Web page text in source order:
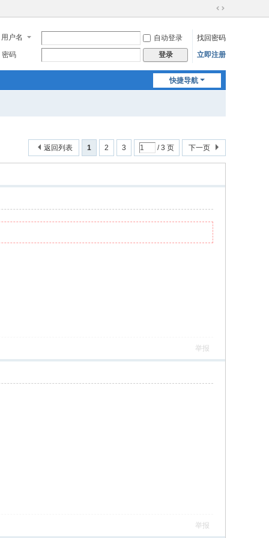
切
到
宽
用户名 自动登录
找回密码
密码
登录 立即注册
快捷导航
1 2 3 / 3 页 下一页
返回列表
举报
举报